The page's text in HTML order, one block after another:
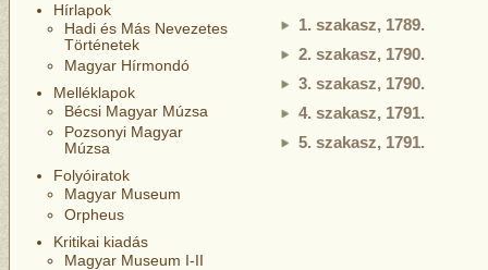
Hírlapok
Hadi és Más Nevezetes
Történetek
Magyar Hírmondó
Melléklapok
Bécsi Magyar Múzsa
Pozsonyi Magyar
Múzsa
Folyóiratok
Magyar Museum
Orpheus
Kritikai kiadás
Magyar Museum I-II
1. szakasz, 1789.
2. szakasz, 1790.
3. szakasz, 1790.
4. szakasz, 1791.
5. szakasz, 1791.